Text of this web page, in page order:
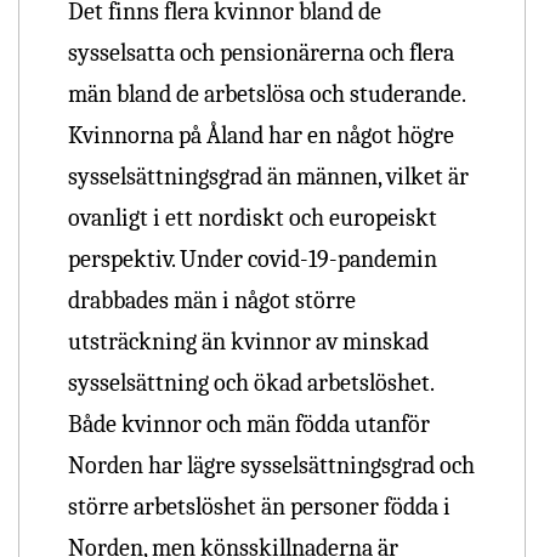
Det finns flera kvinnor bland de
sysselsatta och pensionärerna och flera
män bland de arbetslösa och studerande.
Kvinnorna på Åland har en något högre
sysselsättningsgrad än männen, vilket är
ovanligt i ett nordiskt och europeiskt
perspektiv. Under covid-19-pandemin
drabbades män i något större
utsträckning än kvinnor av minskad
sysselsättning och ökad arbetslöshet.
Både kvinnor och män födda utanför
Norden har lägre sysselsättningsgrad och
större arbetslöshet än personer födda i
Norden, men könsskillnaderna är